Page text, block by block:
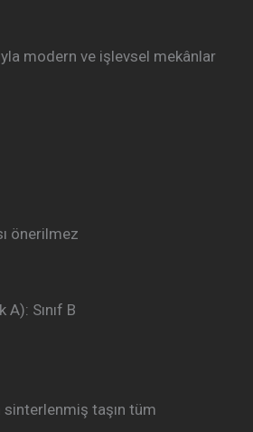
modern ve işlevsel mekânlar
önerilmez
Sınıf B
sinterlenmiş taşın tüm